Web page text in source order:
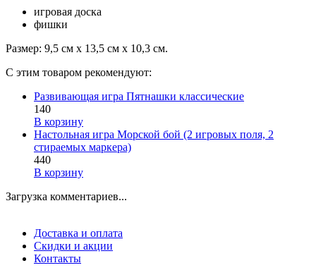
игровая доска
фишки
Размер: 9,5 см х 13,5 см х 10,3 см.
С этим товаром рекомендуют:
Развивающая игра Пятнашки классические
140
В корзину
Настольная игра Морской бой (2 игровых поля, 2
стираемых маркера)
440
В корзину
Загрузка комментариев...
Доставка и оплата
Скидки и акции
Контакты